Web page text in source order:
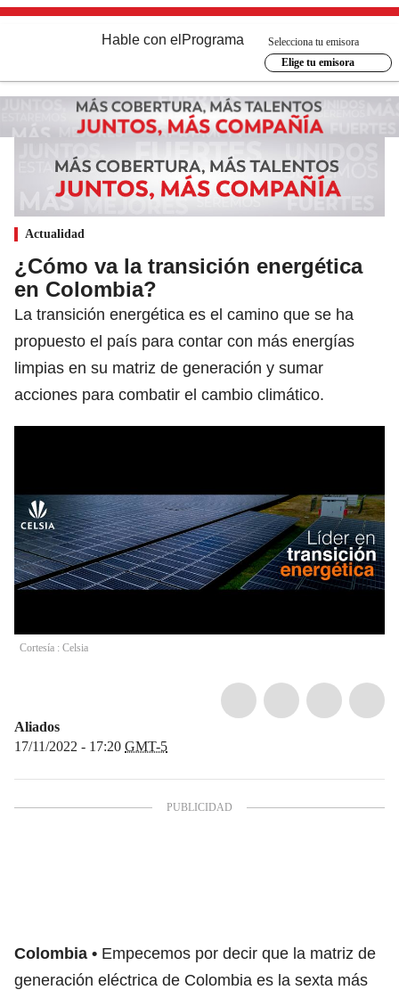
Hable con el Programa
Selecciona tu emisora
Elige tu emisora
Actualidad
¿Cómo va la transición energética
en Colombia?
La transición energética es el camino que se ha
propuesto el país para contar con más energías
limpias en su matriz de generación y sumar
acciones para combatir el cambio climático.
Cortesía : Celsia
Aliados
17/11/2022 - 17:20 GMT-5
Colombia
Empecemos por decir que la matriz de
generación eléctrica de Colombia es la sexta más